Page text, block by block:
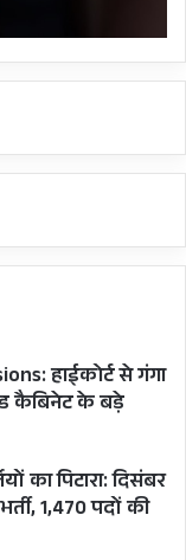
आई हैं,
है कि इन
श्री प्रेम
कुंजवाल
बयानों में
संख्या में
दोनों ही
है कि
पर उनका
में यह
में
परीक्षा के
हाईकोर्ट से गंगा
कैबिनेट के बड़े
का पिटारा: दिसंबर
1,470 पदों की